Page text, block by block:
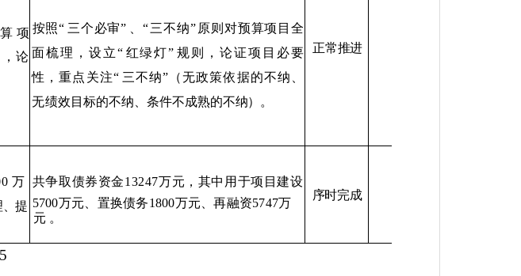
算 项
，论
按照“ 三个必审” “ 三不纳” 原则对预算项目全
面梳理，设立“ 红绿灯” 规则，论证项目必要
性，重点关注“ 三不纳” （无政策依据的不纳、
无绩效目标的不纳、条件不成熟的不纳）。
正常推进
万
、提
共争取债券资金13247万元，其中用于项目建设
5700万元、置换债务1800万元、再融资5747万
元 。
序时完成
5